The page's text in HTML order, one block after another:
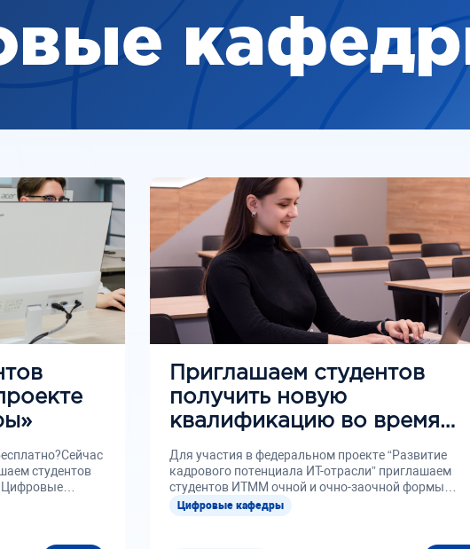
студентов
Приглашаем студентов
получить новую
квалификацию во время
основной учебы бесплатно
Для участия в федеральном проекте “Развитие
кадрового потенциала ИТ-отрасли” приглашаем
студентов ИТММ очной и очно-заочной формы
обучения...
Цифровые кафедры